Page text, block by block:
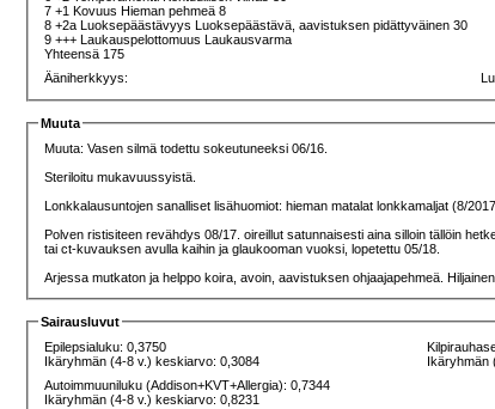
7 +1 Kovuus Hieman pehmeä 8
8 +2a Luoksepäästävyys Luoksepäästävä, aavistuksen pidättyväinen 30
9 +++ Laukauspelottomuus Laukausvarma
Yhteensä 175
Ääniherkkyys:
Muuta
Muuta: Vasen silmä todettu sokeutuneeksi 06/16.
Steriloitu mukavuussyistä.
Lonkkalausuntojen sanalliset lisähuomiot: hieman matalat lonkkamaljat (8/
Polven ristisiteen revähdys 08/17. oireillut satunnaisesti aina silloin tällöin
tai ct-kuvauksen avulla kaihin ja glaukooman vuoksi, lopetettu 05/18.
Arjessa mutkaton ja helppo koira, avoin, aavistuksen ohjaajapehmeä.
Sairausluvut
Epilepsialuku: 0,3750
Ikäryhmän (4-8 v.) keskiarvo: 0,3084
Autoimmuuniluku (Addison+KVT+Allergia): 0,7344
Ikäryhmän (4-8 v.) keskiarvo: 0,8231